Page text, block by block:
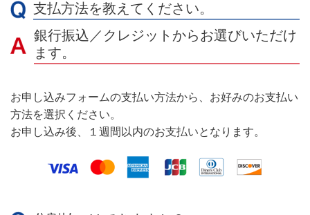
支払方法を教えてください。
銀行振込／クレジットからお選びいただけ
ます。
お申し込みフォームの支払い方法から、お好みのお支払い
方法を選択ください。
お申し込み後、１週間以内のお支払いとなります。